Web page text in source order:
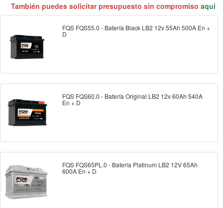
También puedes solicitar presupuesto sin compromiso aquí
FQS FQS55.0 - Batería Black LB2 12v 55Ah 500A En +
D
FQS FQS60.0 - Batería Original LB2 12v 60Ah 540A
En + D
FQS FQS65PL.0 - Batería Platinum LB2 12V 65Ah
600A En + D